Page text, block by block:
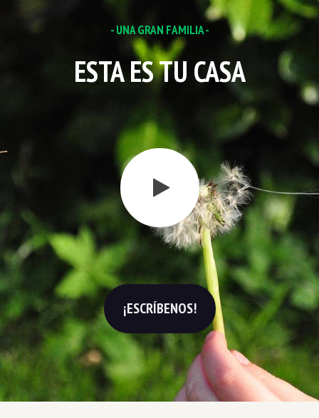
- UNA GRAN FAMILIA -
ESTA ES TU CASA
¡ESCRÍBENOS!